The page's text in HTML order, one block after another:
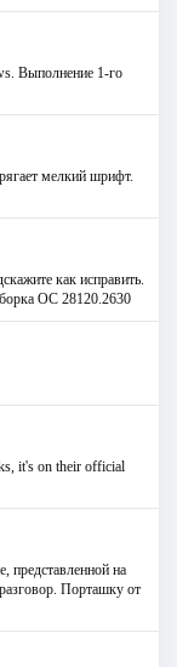
Выполнение 1-го
мелкий шрифт.
как исправить.
ОС 28120.2630
it's on their official
представленной на
Порташку от